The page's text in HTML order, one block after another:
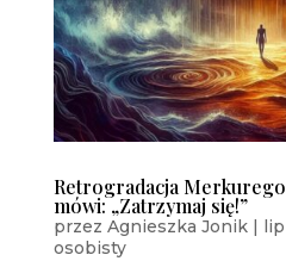
Retrogradacja Merkurego
mówi: „Zatrzymaj się!”
przez Agnieszka Jonik|
osobisty